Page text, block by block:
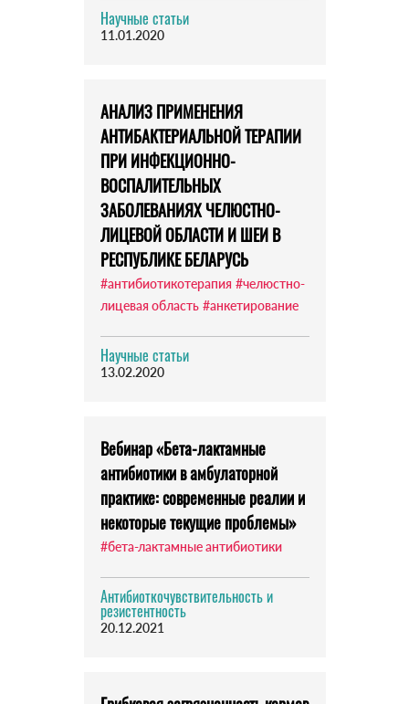
Научные статьи
11.01.2020
АНАЛИЗ ПРИМЕНЕНИЯ
АНТИБАКТЕРИАЛЬНОЙ ТЕРАПИИ
ПРИ ИНФЕКЦИОННО-
ВОСПАЛИТЕЛЬНЫХ
ЗАБОЛЕВАНИЯХ ЧЕЛЮСТНО-
ЛИЦЕВОЙ ОБЛАСТИ И ШЕИ В
РЕСПУБЛИКЕ БЕЛАРУСЬ
#антибиотикотерапия #челюстно-
лицевая область #анкетирование
Научные статьи
13.02.2020
Вебинар «Бета-лактамные
антибиотики в амбулаторной
практике: современные реалии и
некоторые текущие проблемы»
#бета-лактамные антибиотики
Антибиоткочувствительность и
резистентность
20.12.2021